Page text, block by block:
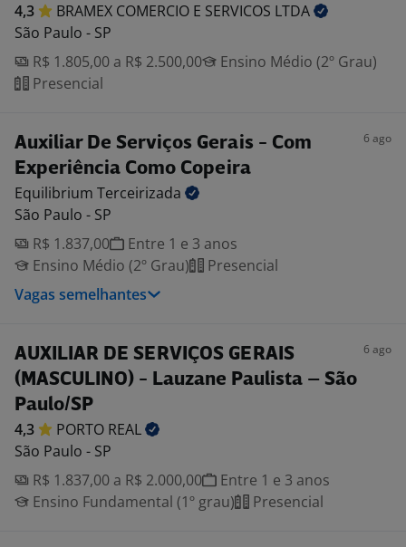
4,3 BRAMEX COMERCIO E SERVICOS LTDA
São Paulo - SP
R$ 1.805,00 a R$ 2.500,00
Ensino Médio (2º Grau)
Presencial
Auxiliar De Serviços Gerais - Com
Experiência Como Copeira
6 ago
Equilibrium Terceirizada
São Paulo - SP
R$ 1.837,00
Entre 1 e 3 anos
Ensino Médio (2º Grau)
Presencial
Vagas semelhantes
AUXILIAR DE SERVIÇOS GERAIS
(MASCULINO) - Lauzane Paulista – São
Paulo/SP
6 ago
4,3 PORTO REAL
São Paulo - SP
R$ 1.837,00 a R$ 2.000,00
Entre 1 e 3 anos
Ensino Fundamental (1º grau)
Presencial